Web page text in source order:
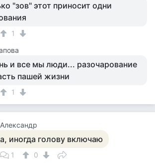
"зов" этот приносит одни
1
и все мы люди... разочарование
пашей жизни
1
иногда голову включаю
1 0